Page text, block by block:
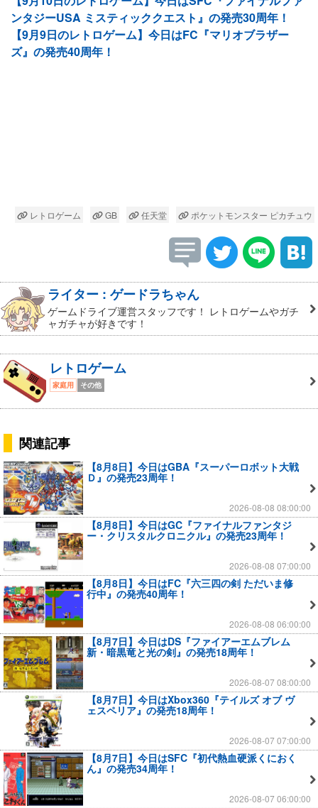
ンタジーUSA ミスティッククエスト』の発売30周年！
【9月9日のレトロゲーム】今日はFC『マリオブラザー
ズ』の発売40周年！
レトロゲーム GB 任天堂 ポケットモンスター ピカチュウ
ライター : ゲードラちゃん
ゲームドライブ運営スタッフです！ レトロゲームやガチ
ャガチャが好きです！
レトロゲーム
家庭用 その他
関連記事
【8月8日】今日はGBA『スーパーロボット大戦
Ｄ』の発売23周年！
2026-08-08 08:00:00
【8月8日】今日はGC『ファイナルファンタジ
ー・クリスタルクロニクル』の発売23周年！
2026-08-08 07:00:00
【8月8日】今日はFC『六三四の剣 ただいま修
行中』の発売40周年！
2026-08-08 06:00:00
【8月7日】今日はDS『ファイアーエムブレム
新・暗黒竜と光の剣』の発売18周年！
2026-08-07 08:00:00
【8月7日】今日はXbox360『テイルズ オブ ヴ
ェスペリア』の発売18周年！
2026-08-07 07:00:00
【8月7日】今日はSFC『初代熱血硬派くにおく
ん』の発売34周年！
2026-08-07 06:00:00